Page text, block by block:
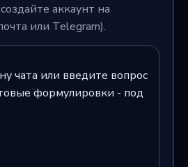
аккаунт на
или Telegram).
чата или введите вопрос
формулировки - под